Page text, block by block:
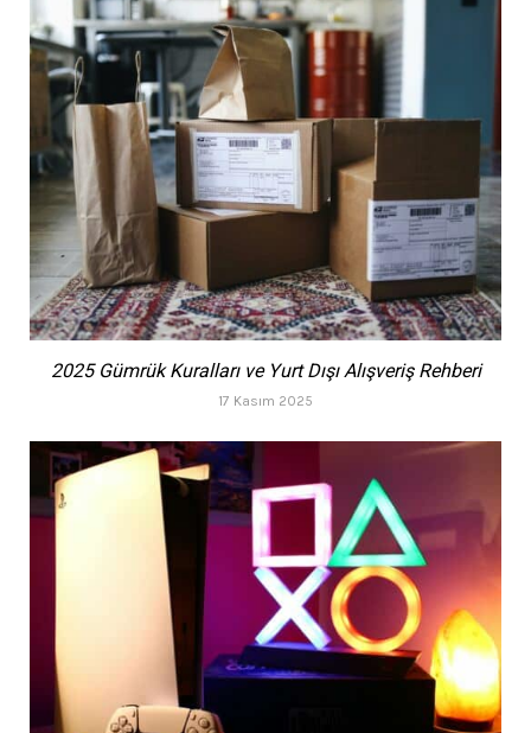
2025 Gümrük Kuralları ve Yurt Dışı Alışveriş Rehberi
17 Kasım 2025